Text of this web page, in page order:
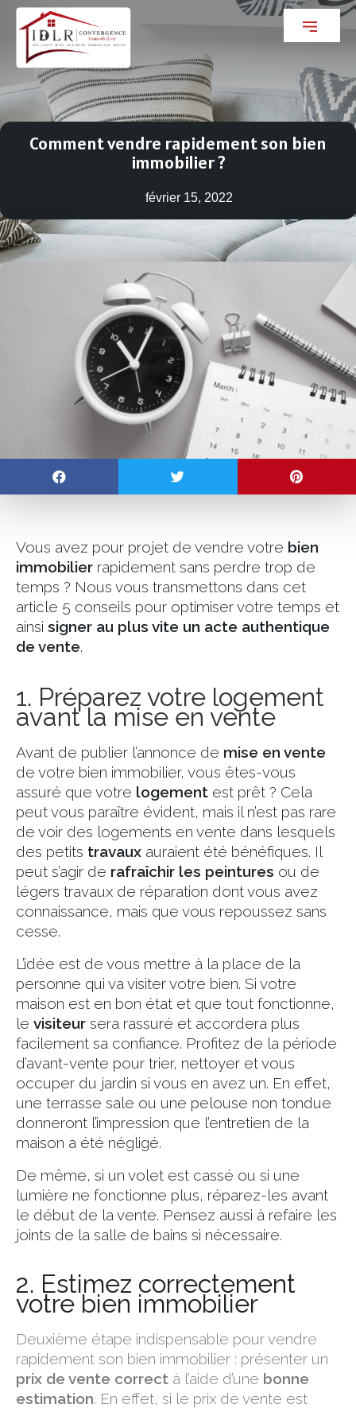
Comment vendre rapidement son bien
immobilier ?
février 15, 2022
Vous avez pour projet de vendre votre bien
immobilier rapidement sans perdre trop de
temps ? Nous vous transmettons dans cet
article 5 conseils pour optimiser votre temps et
ainsi signer au plus vite un acte authentique
de vente.
1. Préparez votre logement
avant la mise en vente
Avant de publier l’annonce de mise en vente
de votre bien immobilier, vous êtes-vous
assuré que votre logement est prêt ? Cela
peut vous paraître évident, mais il n’est pas rare
de voir des logements en vente dans lesquels
des petits travaux auraient été bénéfiques. Il
peut s’agir de rafraîchir les peintures ou de
légers travaux de réparation dont vous avez
connaissance, mais que vous repoussez sans
cesse.
L’idée est de vous mettre à la place de la
personne qui va visiter votre bien. Si votre
maison est en bon état et que tout fonctionne,
le visiteur sera rassuré et accordera plus
facilement sa confiance. Profitez de la période
d’avant-vente pour trier, nettoyer et vous
occuper du jardin si vous en avez un. En effet,
une terrasse sale ou une pelouse non tondue
donneront l’impression que l’entretien de la
maison a été négligé.
De même, si un volet est cassé ou si une
lumière ne fonctionne plus, réparez-les avant
le début de la vente. Pensez aussi à refaire les
joints de la salle de bains si nécessaire.
2. Estimez correctement
votre bien immobilier
Deuxième étape indispensable pour vendre
rapidement son bien immobilier : présenter un
prix de vente correct à l’aide d’une bonne
estimation. En effet, si le prix de vente est